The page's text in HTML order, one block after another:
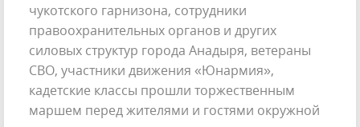
чукотского гарнизона, сотрудники
правоохранительных органов и других
силовых структур города Анадыря, ветераны
СВО, участники движения «Юнармия»,
кадетские классы прошли торжественным
маршем перед жителями и гостями окружной